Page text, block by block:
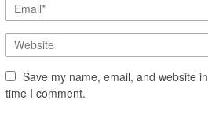
Save my name, email, and website
time I comment.